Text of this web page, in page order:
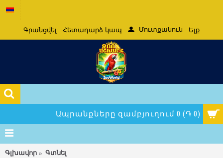
Գրանցվել Հետադարձ կապ Մուտքանուն Ելք
Ապրանքները զամբյուղում 0 (֏ 0)
Գլխավոր
Գտնել